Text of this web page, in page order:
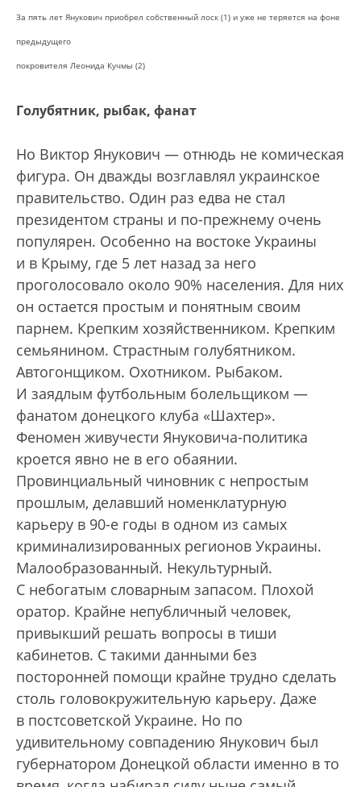
За пять лет Янукович приобрел собственный лоск (1) и уже не теряется на фоне
предыдущего
покровителя Леонида Кучмы (2)
Голубятник, рыбак, фанат
Но Виктор Янукович — отнюдь не комическая
фигура. Он дважды возглавлял украинское
правительство. Один раз едва не стал
президентом страны и по-прежнему очень
популярен. Особенно на востоке Украины
и в Крыму, где 5 лет назад за него
проголосовало около 90% населения. Для них
он остается простым и понятным своим
парнем. Крепким хозяйственником. Крепким
семьянином. Страстным голубятником.
Автогонщиком. Охотником. Рыбаком.
И заядлым футбольным болельщиком —
фанатом донецкого клуба «Шахтер».
Феномен живучести Януковича-политика
кроется явно не в его обаянии.
Провинциальный чиновник с непростым
прошлым, делавший номенклатурную
карьеру в 90-е годы в одном из самых
криминализированных регионов Украины.
Малообразованный. Некультурный.
С небогатым словарным запасом. Плохой
оратор. Крайне непубличный человек,
привыкший решать вопросы в тиши
кабинетов. С такими данными без
посторонней помощи крайне трудно сделать
столь головокружительную карьеру. Даже
в постсоветской Украине. Но по
удивительному совпадению Янукович был
губернатором Донецкой области именно в то